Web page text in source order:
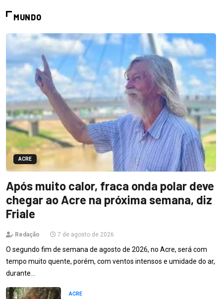
MUNDO
ACRE
Após muito calor, fraca onda polar deve
chegar ao Acre na próxima semana, diz
Friale
Redação 7 de agosto de 2026
O segundo fim de semana de agosto de 2026, no Acre, será com
tempo muito quente, porém, com ventos intensos e umidade do ar,
durante…
ACRE